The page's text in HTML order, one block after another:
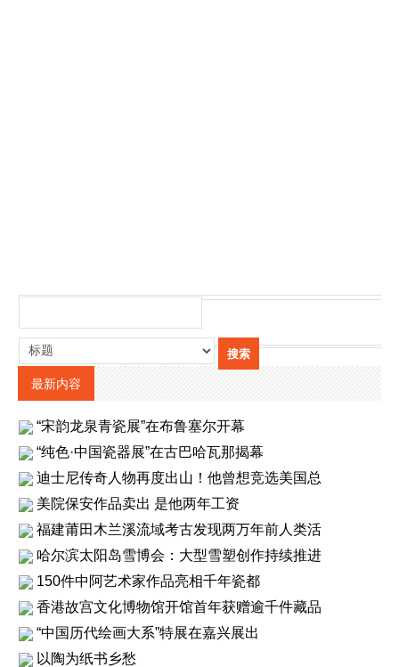
最新内容
“宋韵龙泉青瓷展”在布鲁塞尔开幕
“纯色·中国瓷器展”在古巴哈瓦那揭幕
迪士尼传奇人物再度出山！他曾想竞选美国总
美院保安作品卖出 是他两年工资
福建莆田木兰溪流域考古发现两万年前人类活
哈尔滨太阳岛雪博会：大型雪塑创作持续推进
150件中阿艺术家作品亮相千年瓷都
香港故宫文化博物馆开馆首年获赠逾千件藏品
“中国历代绘画大系”特展在嘉兴展出
以陶为纸书乡愁